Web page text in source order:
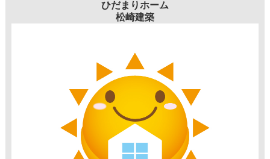
ひだまりホーム
松崎建築